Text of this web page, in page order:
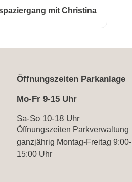
mit Christina
Öffnungszeiten Parkanlage
Mo-Fr 9-15 Uhr
Sa-So 10-18 Uhr
Öffnungszeiten Parkverwaltung
ganzjährig Montag-Freitag 9:00-
15:00 Uhr